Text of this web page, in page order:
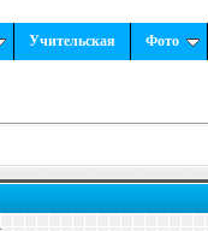
Учительская Фото